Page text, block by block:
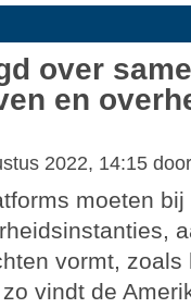
over
en
2022, 14:15
moeten
vormt,
vindt de